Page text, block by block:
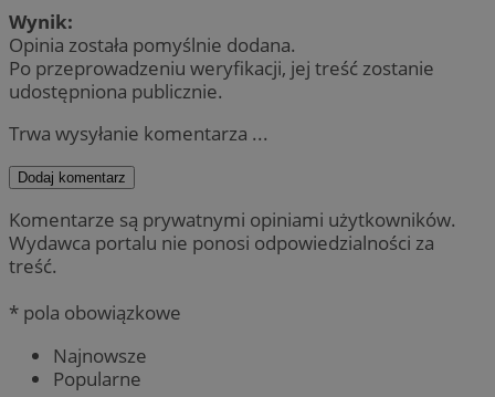
Wynik:
Opinia została pomyślnie dodana.
Po przeprowadzeniu weryfikacji, jej treść zostanie
udostępniona publicznie.
Trwa wysyłanie komentarza ...
Dodaj komentarz
Komentarze są prywatnymi opiniami użytkowników.
Wydawca portalu nie ponosi odpowiedzialności za
treść.
* pola obowiązkowe
Najnowsze
Popularne